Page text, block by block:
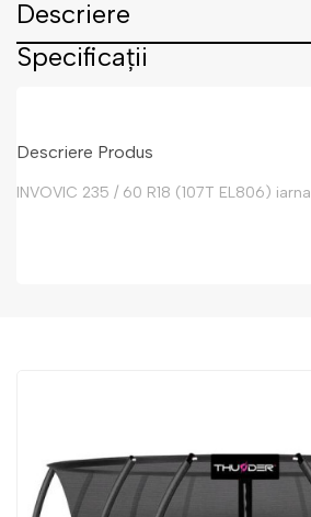
Descriere
Specificații
Descriere Produs
INVOVIC 235 / 60 R18 (107T EL806) iarna